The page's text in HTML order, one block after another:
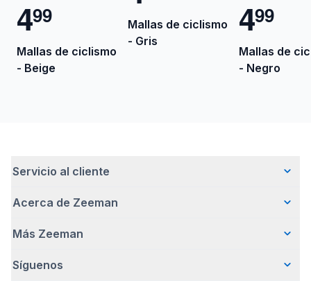
499
Mallas de ciclismo
- Beige
Mallas de ciclismo
- Gris
499
Mallas de
- Negro
Servicio al cliente
Preguntas frecuentes
Entrega
Devoluciones
Acerca de Zeeman
Quiénes somos
Cómo emprendemos de forma responsable
Más Zeeman
Promoción de body gratis
Síguenos